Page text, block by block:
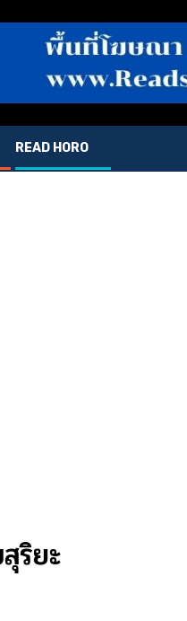
READ HORO
ริยะ